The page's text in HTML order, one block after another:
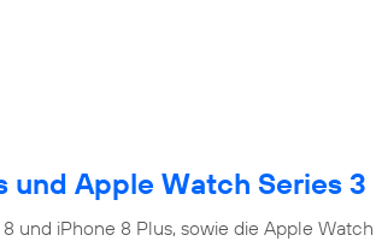
und Apple Watch Series 3
und iPhone 8 Plus, sowie die Apple Watch